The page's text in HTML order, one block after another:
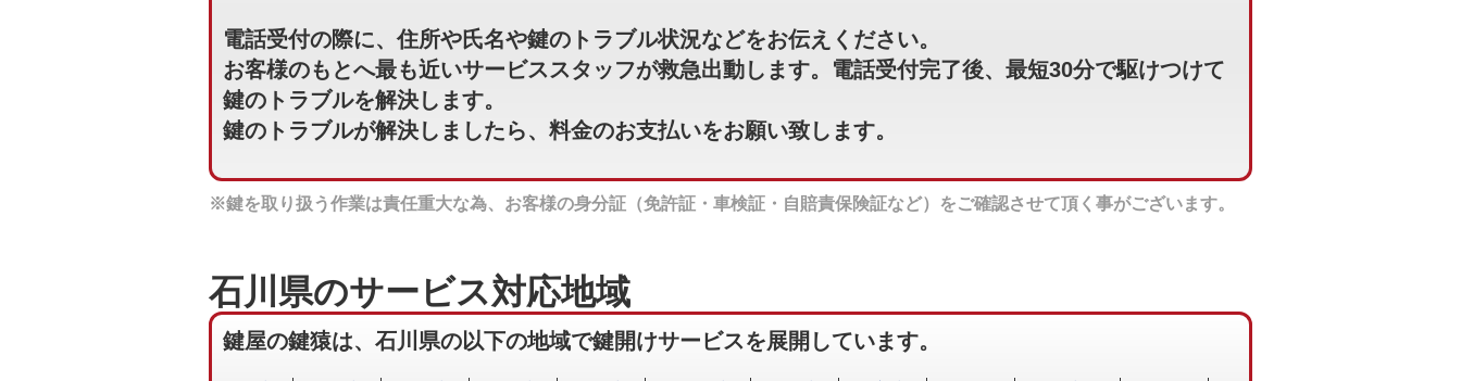
電話受付の際に、住所や氏名や鍵のトラブル状況などをお伝えください。
お客様のもとへ最も近いサービススタッフが救急出動します。電話受付完了後、最短30分で駆けつけて
鍵のトラブルを解決します。
鍵のトラブルが解決しましたら、料金のお支払いをお願い致します。
※鍵を取り扱う作業は責任重大な為、お客様の身分証（免許証・車検証・自賠責保険証など）をご確認させて頂く事がございます。
石川県のサービス対応地域
鍵屋の鍵猿は、石川県の以下の地域で鍵開けサービスを展開しています。